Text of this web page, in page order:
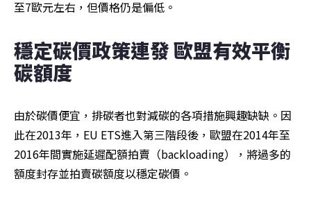
至7歐元左右，但價格仍是偏低。
穩定碳價政策連發 歐盟有效平衡
碳額度
由於碳價便宜，排碳者也對減碳的各項措施興趣缺缺。因
此在2013年，EU ETS進入第三階段後，歐盟在2014年至
2016年間實施延遲配額拍賣（backloading），將過多的
額度封存並拍賣碳額度以穩定碳價。